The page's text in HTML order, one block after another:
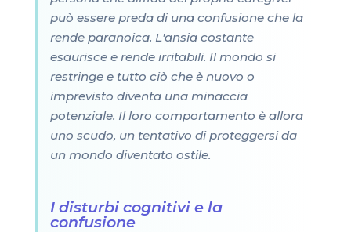
può essere preda di una confusione che la
rende paranoica. L'ansia costante
esaurisce e rende irritabili. Il mondo si
restringe e tutto ciò che è nuovo o
imprevisto diventa una minaccia
potenziale. Il loro comportamento è allora
uno scudo, un tentativo di proteggersi da
un mondo diventato ostile.
I disturbi cognitivi e la
confusione